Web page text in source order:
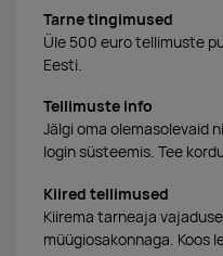
Tarne tingimused
Üle 500 euro tellimuste
Eesti.
Tellimuste info
Jälgi oma olemasolevaid
login süsteemis. Tee
Kiired tellimused
Kiirema tarneaja
müügiosakonnaga. Koos